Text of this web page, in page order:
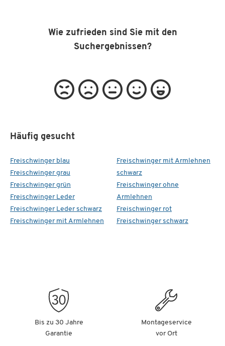
Wie zufrieden sind Sie mit den
Suchergebnissen?
Häufig gesucht
Freischwinger blau
Freischwinger grau
Freischwinger grün
Freischwinger Leder
Freischwinger Leder schwarz
Freischwinger mit Armlehnen
Freischwinger mit Armlehnen
schwarz
Freischwinger ohne
Armlehnen
Freischwinger rot
Freischwinger schwarz
Bis zu 30 Jahre
Garantie
Montageservice
vor Ort